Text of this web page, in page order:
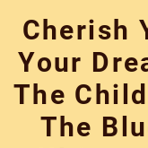
content
Cherish
Your
The
The